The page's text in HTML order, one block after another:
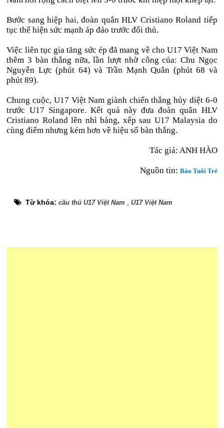
Bước sang hiệp hai, đoàn quân HLV Cristiano Roland tiếp
tục thể hiện sức mạnh áp đảo trước đối thủ.
Việc liên tục gia tăng sức ép đã mang về cho U17 Việt Nam
thêm 3 bàn thắng nữa, lần lượt nhờ công của: Chu Ngọc
Nguyễn Lực (phút 64) và Trần Mạnh Quân (phút 68 và
phút 89).
Chung cuộc, U17 Việt Nam giành chiến thắng hủy diệt 6-0
trước U17 Singapore. Kết quả này đưa đoàn quân HLV
Cristiano Roland lên nhì bảng, xếp sau U17 Malaysia do
cùng điểm nhưng kém hơn về hiệu số bàn thắng.
Tác giả: ANH HÀO
Nguồn tin: Báo Tuổi Trẻ
Từ khóa:cầu thủ U17 Việt Nam ,U17 Việt Nam